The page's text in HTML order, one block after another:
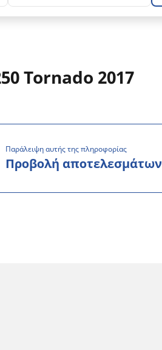
Tornado 2017
Παράλειψη αυτής της πληροφορίας
Προβολή αποτελεσμάτων